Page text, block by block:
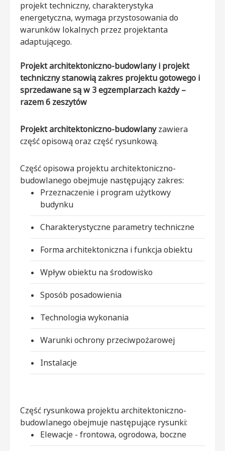
projekt techniczny, charakterystyka
energetyczna, wymaga przystosowania do
warunków lokalnych przez projektanta
adaptującego.
Projekt architektoniczno-budowlany i projekt
techniczny stanowią zakres projektu gotowego i
sprzedawane są w 3 egzemplarzach każdy –
razem 6 zeszytów
Projekt architektoniczno-budowlanyzawiera
część opisową oraz część rysunkową.
Część opisowa projektu architektoniczno-
budowlanego obejmuje następujący zakres:
Przeznaczenie i program użytkowy
budynku
Charakterystyczne parametry techniczne
Forma architektoniczna i funkcja obiektu
Wpływ obiektu na środowisko
Sposób posadowienia
Technologia wykonania
Warunki ochrony przeciwpożarowej
Instalacje
Część rysunkowa projektu architektoniczno-
budowlanego obejmuje następujące rysunki:
Elewacje - frontowa, ogrodowa, boczne